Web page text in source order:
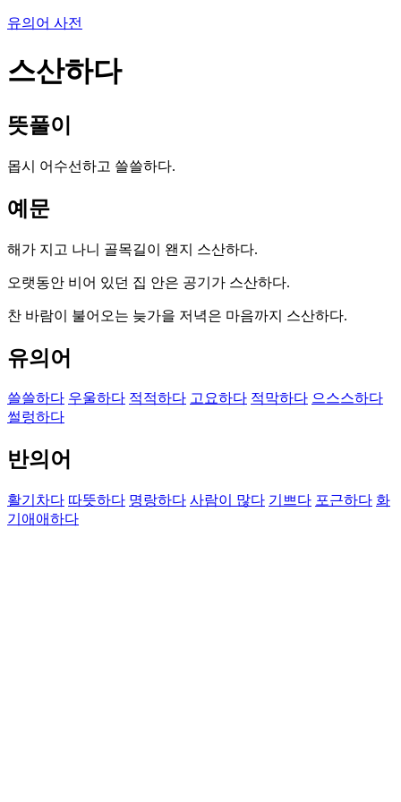
유의어 사전
스산하다
뜻풀이
몹시 어수선하고 쓸쓸하다.
예문
해가 지고 나니 골목길이 왠지 스산하다.
오랫동안 비어 있던 집 안은 공기가 스산하다.
찬 바람이 불어오는 늦가을 저녁은 마음까지 스산하다.
유의어
쓸쓸하다 우울하다 적적하다 고요하다 적막하다 으스스하다
썰렁하다
반의어
활기차다 따뜻하다 명랑하다 사람이 많다 기쁘다 포근하다 화
기애애하다